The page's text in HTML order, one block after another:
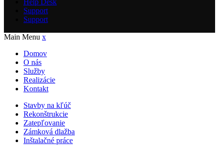
Help Desk
Support
Support
Main Menu x
Domov
O nás
Služby
Realizácie
Kontakt
Stavby na kľúč
Rekonštrukcie
Zatepľovanie
Zámková dlažba
Inštalačné práce